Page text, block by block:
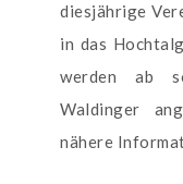
diesjährige
in das
werden ab
Waldinger
nähere